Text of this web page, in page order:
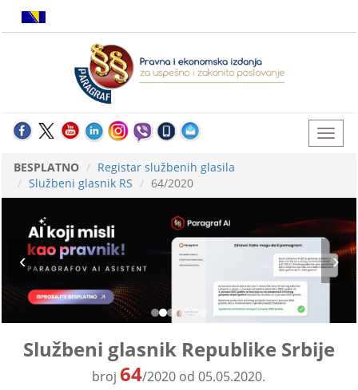
BESPLATNO
Registar službenih glasila
Službeni glasnik RS
64/2020
Službeni glasnik Republike Srbije
broj64/2020 od 05.05.2020.